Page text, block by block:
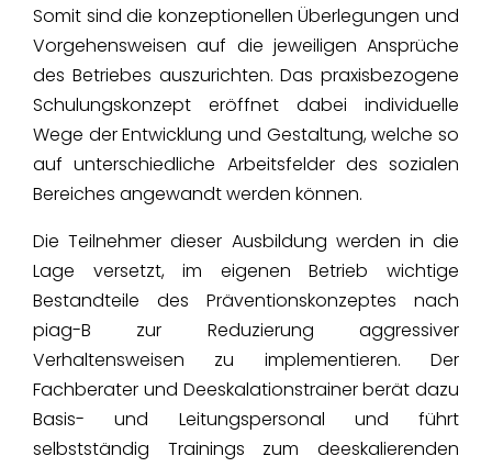
Somit sind die konzeptionellen Überlegungen und
Vorgehensweisen auf die jeweiligen Ansprüche
des Betriebes auszurichten. Das praxisbezogene
Schulungskonzept eröffnet dabei individuelle
Wege der Entwicklung und Gestaltung, welche so
auf unterschiedliche Arbeitsfelder des sozialen
Bereiches angewandt werden können.
Die Teilnehmer dieser Ausbildung werden in die
Lage versetzt, im eigenen Betrieb wichtige
Bestandteile des Präventionskonzeptes nach
piag-B zur Reduzierung aggressiver
Verhaltensweisen zu implementieren. Der
Fachberater und Deeskalationstrainer berät dazu
Basis- und Leitungspersonal und führt
selbstständig Trainings zum deeskalierenden